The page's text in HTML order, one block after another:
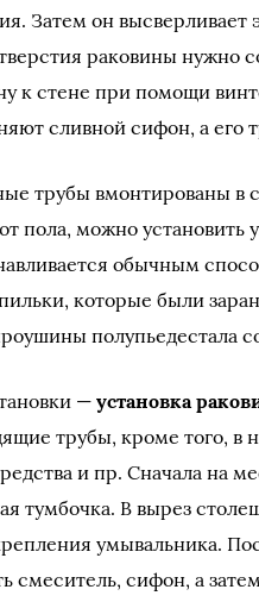
Затем он высверливает
раковины нужно
к стене при помощи
сливной сифон, а его
трубы вмонтированы в
пола, можно установить
обычным
которые были
полупьедестала
—установка
трубы, кроме того, в
и пр. Сначала на
тумбочка. В вырез
умывальника.
смеситель, сифон, а